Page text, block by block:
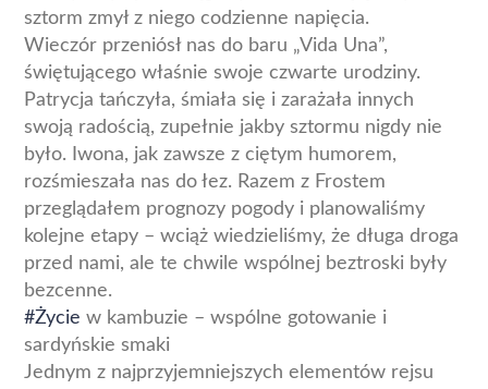
sztorm zmył z niego codzienne napięcia.
Wieczór przeniósł nas do baru „Vida Una”,
świętującego właśnie swoje czwarte urodziny.
Patrycja tańczyła, śmiała się i zarażała innych
swoją radością, zupełnie jakby sztormu nigdy nie
było. Iwona, jak zawsze z ciętym humorem,
rozśmieszała nas do łez. Razem z Frostem
przeglądałem prognozy pogody i planowaliśmy
kolejne etapy – wciąż wiedzieliśmy, że długa droga
przed nami, ale te chwile wspólnej beztroski były
bezcenne.
#Życie w kambuzie – wspólne gotowanie i
sardyńskie smaki
Jednym z najprzyjemniejszych elementów rejsu